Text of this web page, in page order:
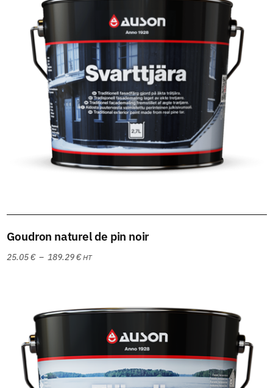
Choix des options
Goudron naturel de pin noir
25.05€ – 189.29€ HT